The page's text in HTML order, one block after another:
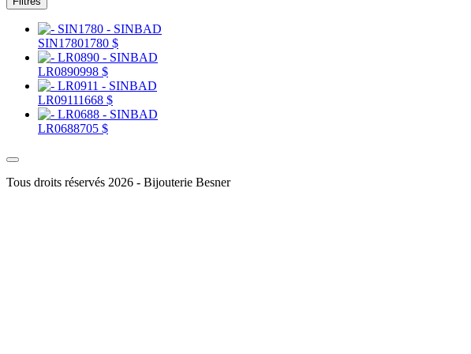
SIN17801780 $
LR0890998 $
LR09111668 $
LR0688705 $
Tous droits réservés 2026 - Bijouterie Besner